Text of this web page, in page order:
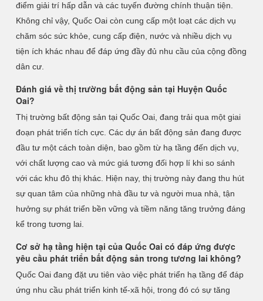
điểm giải trí hấp dẫn và các tuyến đường chính thuận tiện.
Không chỉ vậy, Quốc Oai còn cung cấp một loạt các dịch vụ
chăm sóc sức khỏe, cung cấp điện, nước và nhiều dịch vụ
tiện ích khác nhau để đáp ứng đầy đủ nhu cầu của cộng đồng
dân cư.
Đánh giá về thị trường bất động sản tại Huyện Quốc
Oai?
Thị trường bất động sản tại Quốc Oai, đang trải qua một giai
đoạn phát triển tích cực. Các dự án bất động sản đang được
đầu tư một cách toàn diện, bao gồm từ hạ tầng đến dịch vụ,
với chất lượng cao và mức giá tương đối hợp lí khi so sánh
với các khu đô thị khác. Hiện nay, thị trường này đang thu hút
sự quan tâm của những nhà đầu tư và người mua nhà, tận
hưởng sự phát triển bền vững và tiềm năng tăng trưởng đáng
kể trong tương lai.
Cơ sở hạ tầng hiện tại của Quốc Oai có đáp ứng được
yêu cầu phát triển bất động sản trong tương lai không?
Quốc Oai đang đặt ưu tiên vào việc phát triển hạ tầng để đáp
ứng nhu cầu phát triển kinh tế-xã hội, trong đó có sự tăng